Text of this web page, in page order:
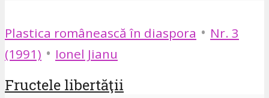
Plastica românească în diaspora • Nr. 3
(1991) • Ionel Jianu
Fructele libertăţii